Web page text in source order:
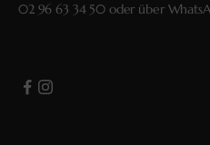
02 96 63 34 50 oder über